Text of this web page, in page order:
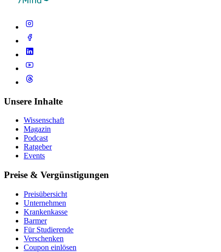
Unsere Inhalte
Wissenschaft
Magazin
Podcast
Ratgeber
Events
Preise & Vergünstigungen
Preisübersicht
Unternehmen
Krankenkasse
Barmer
Für Studierende
Ver­schen­ken
Coupon einlösen